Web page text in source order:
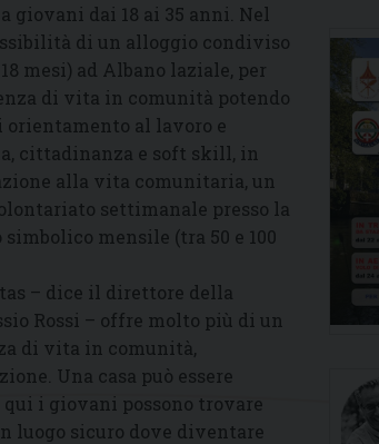
giovani dai 18 ai 35 anni. Nel
di un alloggio condiviso
mesi) ad Albano laziale, per
di vita in comunità potendo
al lavoro e
cittadinanza e soft skill, in
alla vita comunitaria, un
settimanale presso la
mensile (tra 50 e 100
– dice il direttore della
Rossi – offre molto più di un
di vita in comunità,
Una casa può essere
i giovani possono trovare
luogo sicuro dove diventare